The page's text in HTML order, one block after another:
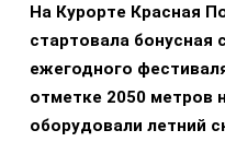
На Курорте Красная
стартовала бонусная
ежегодного
отметке 2050 метров
оборудовали летний